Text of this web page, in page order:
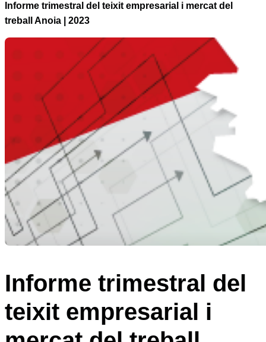
Informe trimestral del teixit empresarial i mercat del
treball Anoia | 2023
Informe trimestral del
teixit empresarial i